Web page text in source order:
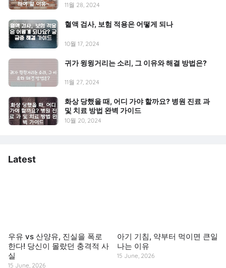
11월 28, 2024
혈액 검사, 보험 적용은 어떻게 되나
10월 17, 2024
귀가 윙윙거리는 소리, 그 이유와 해결 방법은?
11월 27, 2024
화상 당했을 때, 어디 가야 할까요? 병원 진료 과
및 치료 방법 완벽 가이드
10월 20, 2024
Latest
우유 vs 산양유, 진실을 폭로
한다! 당신이 몰랐던 충격적 사
실
15 June, 2026
아기 기침, 약부터 먹이면 큰일
나는 이유
15 June, 2026